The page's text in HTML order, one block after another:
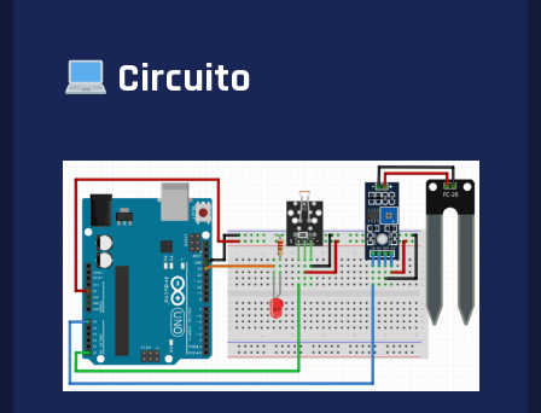
Circuito